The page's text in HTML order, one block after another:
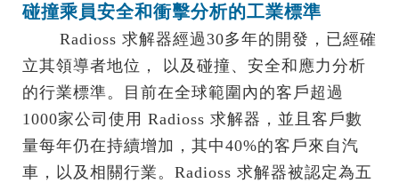
碰撞乘員安全和衝擊分析的工業標準
Radioss 求解器經過30多年的開發，已經確
立其領導者地位， 以及碰撞、安全和應力分析
的行業標準。目前在全球範圍內的客戶超過
1000家公司使用 Radioss 求解器，並且客戶數
量每年仍在持續增加，其中40%的客戶來自汽
車，以及相關行業。Radioss 求解器被認定為五